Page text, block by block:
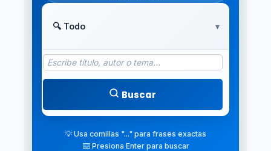
Buscar
💡 Usa comillas "..." para frases exactas
⌨️ Presiona Enter para buscar